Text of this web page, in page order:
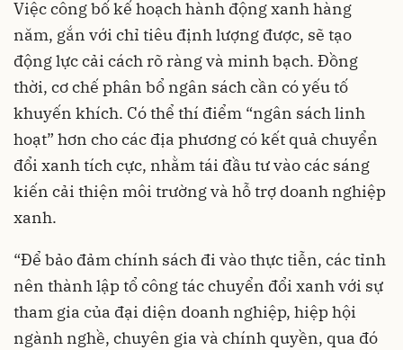
Việc công bố kế hoạch hành động xanh hàng
năm, gắn với chỉ tiêu định lượng được, sẽ tạo
động lực cải cách rõ ràng và minh bạch. Đồng
thời, cơ chế phân bổ ngân sách cần có yếu tố
khuyến khích. Có thể thí điểm “ngân sách linh
hoạt” hơn cho các địa phương có kết quả chuyển
đổi xanh tích cực, nhằm tái đầu tư vào các sáng
kiến cải thiện môi trường và hỗ trợ doanh nghiệp
xanh.
“Để bảo đảm chính sách đi vào thực tiễn, các tỉnh
nên thành lập tổ công tác chuyển đổi xanh với sự
tham gia của đại diện doanh nghiệp, hiệp hội
ngành nghề, chuyên gia và chính quyền, qua đó